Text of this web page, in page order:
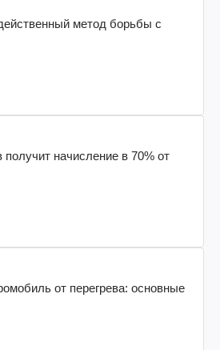
метод борьбы с
получит начисление в 70% от
от перегрева: основные